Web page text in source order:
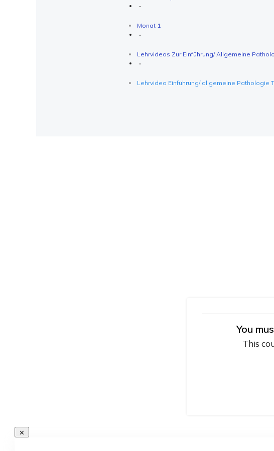
Monat 1
Lehrvideos Zur Einführung/ Allgemeine
Lehrvideo Einführung/ allgemeine Pathologie
You
This